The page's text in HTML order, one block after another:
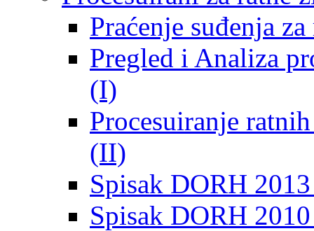
Praćenje suđenja
Pregled i Analiza
(I)
Procesuiranje
(II)
Spisak DORH
Spisak DORH